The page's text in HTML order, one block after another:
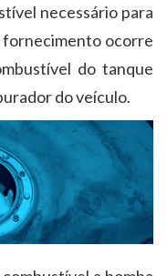
necessário para
fornecimento ocorre
do tanque
do veículo.